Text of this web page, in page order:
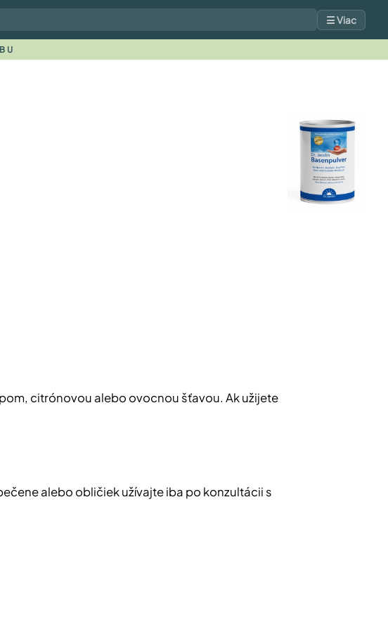
☰ Viac
citrónovou alebo ovocnou šťavou. Ak užijete
alebo obličiek užívajte iba po konzultácii s